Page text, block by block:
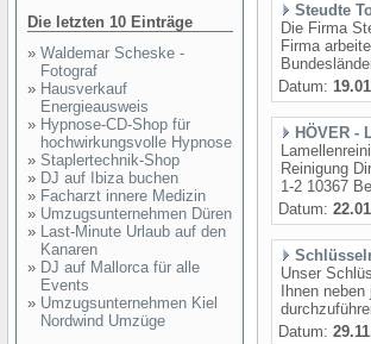
Die letzten 10 Einträge
» Waldemar Scheske -
Fotograf
» Hausverkauf
Energieausweis
» Hypnose-CD-Shop für
hochwirkungsvolle Hypnose
» Staplertechnik-Shop
» DJ auf Ibiza buchen
» Facharzt innere Medizin
» Umzugsunternehmen Düren
» Last-Minute Urlaub auf den
Kanaren
» DJ auf Mallorca für alle
Events
» Umzugsunternehmen Kiel
Nordwind Umzüge
Steudte
Die Firma
Firma
Datum:
HÖVER -
Reinigung
1-2 10367
Datum:
Unser
Ihnen
Datum: